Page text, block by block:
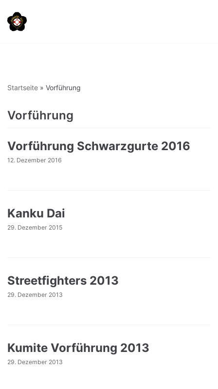
Zum
Inhalt
Startseite » Vorführung
Vorführung
Vorführung Schwarzgurte 2016
12. Dezember 2016
Kanku Dai
29. Dezember 2015
Streetfighters 2013
29. Dezember 2013
Kumite Vorführung 2013
29. Dezember 2013